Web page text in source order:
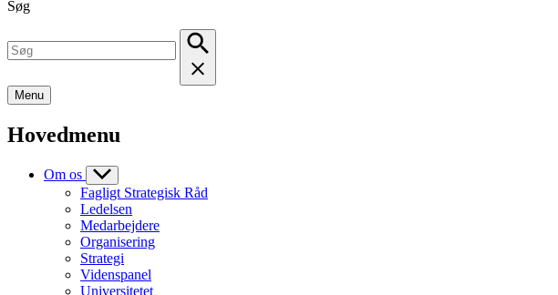
Søg
Menu
Hovedmenu
Om os
Fagligt Strategisk Råd
Ledelsen
Medarbejdere
Organisering
Strategi
Videnspanel
Universitetet